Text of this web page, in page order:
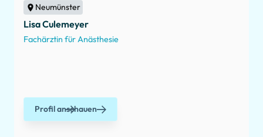
Neumünster
Lisa Culemeyer
Fachärztin für Anästhesie
Profil anschauen